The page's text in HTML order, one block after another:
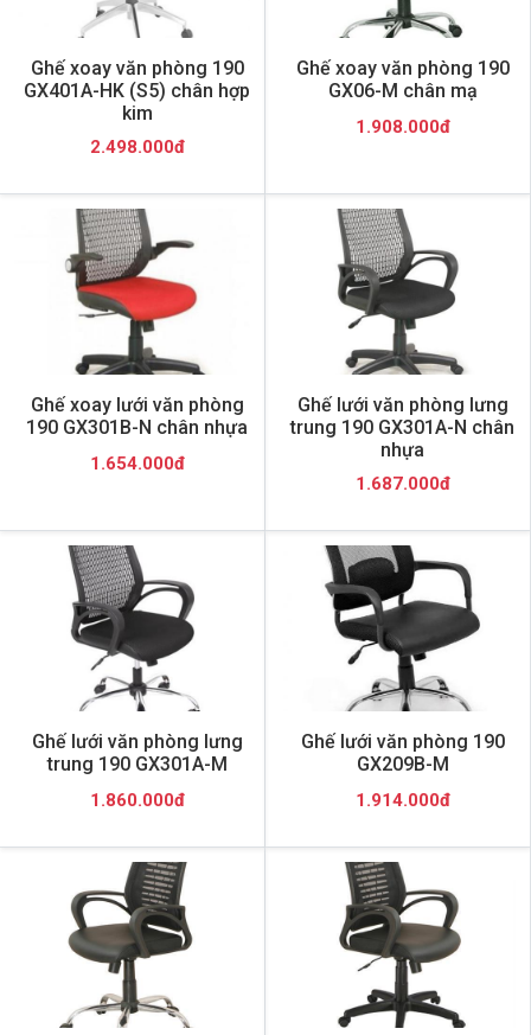
Ghế xoay văn phòng 190
GX401A-HK (S5) chân hợp
kim
2.498.000đ
Ghế xoay văn phòng 190
GX06-M chân mạ
1.908.000đ
Ghế xoay lưới văn phòng
190 GX301B-N chân nhựa
1.654.000đ
Ghế lưới văn phòng lưng
trung 190 GX301A-N chân
nhựa
1.687.000đ
Ghế lưới văn phòng lưng
trung 190 GX301A-M
1.860.000đ
Ghế lưới văn phòng 190
GX209B-M
1.914.000đ